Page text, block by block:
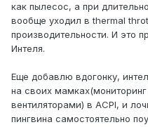
как пылесос, а при
вообще уходил в thermal
производительности. И это
Интеля.
Еще добавлю вдогонку,
на своих
вентиляторами) в ACPI, и
пингвина самостоятельно